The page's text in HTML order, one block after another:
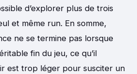
d’explorer plus de trois
et même run. En somme,
ne se termine pas lorsque
fin du jeu, ce qu’il
est trop léger pour susciter un